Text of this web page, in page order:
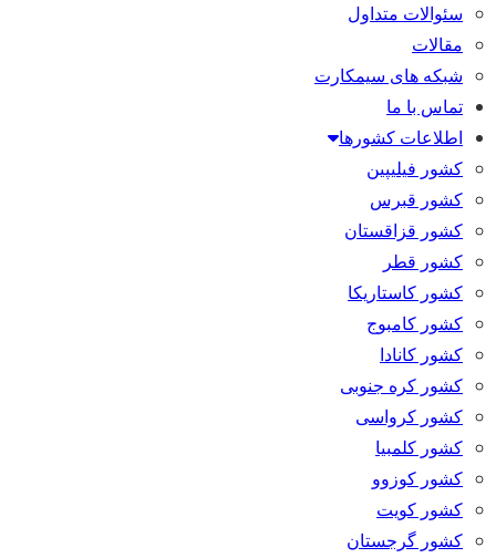
سئوالات متداول
مقالات
شبکه های سیمکارت
تماس با ما
اطلاعات کشورها
کشور فیلیپین
کشور قبرس
کشور قزاقستان
کشور قطر
کشور کاستاریکا
کشور کامبوج
کشور کانادا
کشور کره جنوبی
کشور کرواسی
کشور کلمبیا
کشور کوزوو
کشور کویت
کشور گرجستان